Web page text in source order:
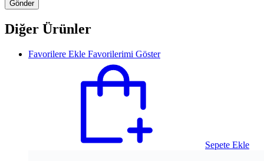
Diğer Ürünler
Favorilere Ekle Favorilerimi Göster
Sepete Ekle